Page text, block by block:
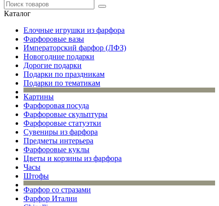
Каталог
Елочные игрушки из фарфора
Фарфоровые вазы
Императорский фарфор (ЛФЗ)
Новогодние подарки
Дорогие подарки
Подарки по праздникам
Подарки по тематикам
Картины
Фарфоровая посуда
Фарфоровые скульптуры
Фарфоровые статуэтки
Сувениры из фарфора
Предметы интерьера
Фарфоровые куклы
Цветы и корзины из фарфора
Часы
Штофы
Фарфор со стразами
Фарфор Италии